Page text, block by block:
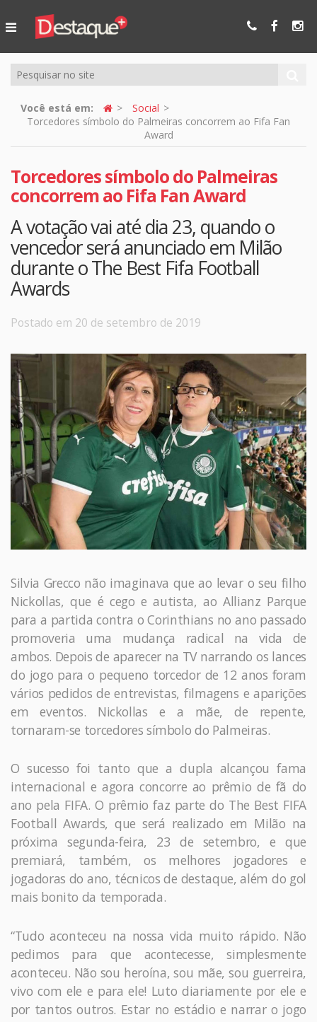
Online
Você está em:
Social
Torcedores símbolo do Palmeiras concorrem ao Fifa Fan
Award
Torcedores símbolo do Palmeiras
concorrem ao Fifa Fan Award
A votação vai até dia 23, quando o
vencedor será anunciado em Milão
durante o The Best Fifa Football
Awards
Postado em 20 de setembro de 2019
Silvia Grecco não imaginava que ao levar o seu filho
Nickollas, que é cego e autista, ao Allianz Parque
para a partida contra o Corinthians no ano passado
promoveria uma mudança radical na vida de
ambos. Depois de aparecer na TV narrando os lances
do jogo para o pequeno torcedor de 12 anos foram
vários pedidos de entrevistas, filmagens e aparições
em eventos. Nickollas e a mãe, de repente,
tornaram-se torcedores símbolo do Palmeiras.
O sucesso foi tanto que a dupla alcançou fama
internacional e agora concorre ao prêmio de fã do
ano pela FIFA. O prêmio faz parte do The Best FIFA
Football Awards, que será realizado em Milão na
próxima segunda-feira, 23 de setembro, e que
premiará, também, os melhores jogadores e
jogadoras do ano, técnicos de destaque, além do gol
mais bonito da temporada.
“Tudo aconteceu na nossa vida muito rápido. Não
pedimos para que acontecesse, simplesmente
aconteceu. Não sou heroína, sou mãe, sou guerreira,
vivo com ele e para ele! Luto diariamente por ele e
por tantos outros. Estar no estádio e narrar o jogo